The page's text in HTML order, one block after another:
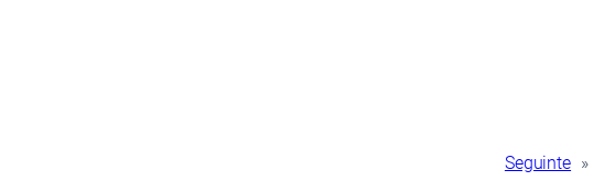
Seguinte »